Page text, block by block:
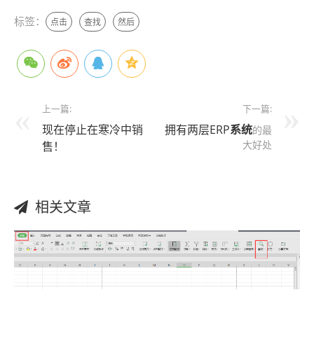
标签： 点击 查找 然后
上一篇:
现在停止在寒冷中销
售！
下一篇:
拥有两层ERP系统的最
大好处
相关文章